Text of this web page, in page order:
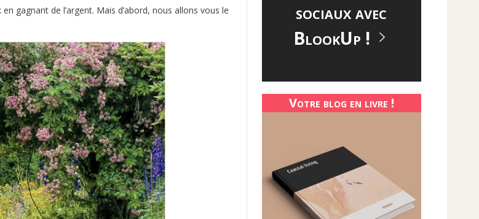
gagnant de l’argent. Mais d’abord, nous allons vous le
sociaux avec
BlookUp !
Votre blog en livre !